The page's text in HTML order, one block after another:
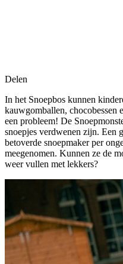
Delen
In het Snoepbos kunnen
kauwgomballen, chocobessen
een probleem! De
snoepjes verdwenen zijn. Een
betoverde snoepmaker per
meegenomen. Kunnen ze de
weer vullen met lekkers?